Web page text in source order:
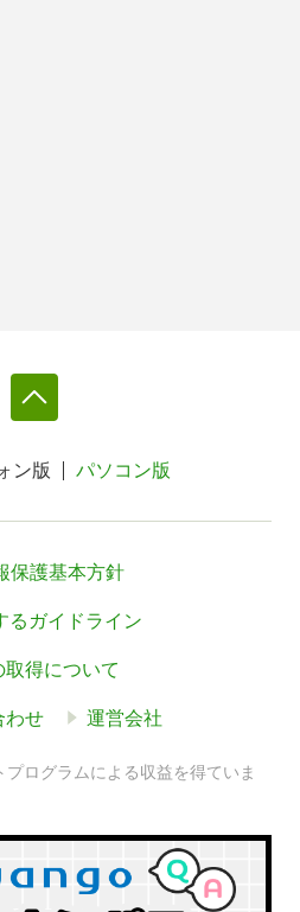
ン版 パソコン版
保護基本方針
るガイドライン
得について
わせ 運営会社
ログラムによる収益を得ていま